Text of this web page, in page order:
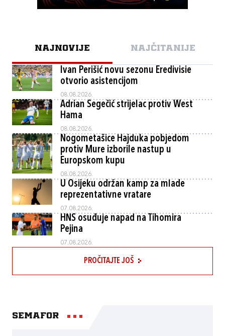
NAJNOVIJE NAJČITANIJE
Ivan Perišić novu sezonu Eredivisie
otvorio asistencijom
08.08.2026.
Adrian Segečić strijelac protiv West
Hama
08.08.2026.
Nogometašice Hajduka pobjedom
protiv Mure izborile nastup u
Europskom kupu
08.08.2026.
U Osijeku održan kamp za mlade
reprezentativne vratare
07.08.2026.
HNS osuđuje napad na Tihomira
Pejina
07.08.2026.
PROČITAJTE JOŠ
Semafor